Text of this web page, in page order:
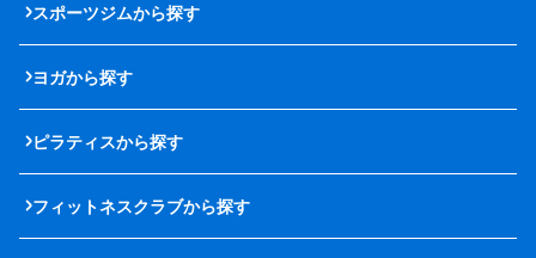
スポーツジムから探す
ヨガから探す
ピラティスから探す
フィットネスクラブから探す